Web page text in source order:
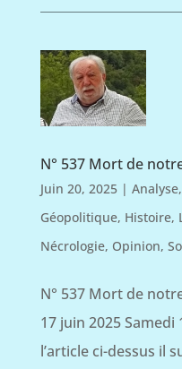
N° 537 Mort de
Juin 20, 2025| Analyse,
Géopolitique, Histoire,
Nécrologie, Opinion,
N° 537 Mort de
17 juin 2025
l’article ci-dessus il